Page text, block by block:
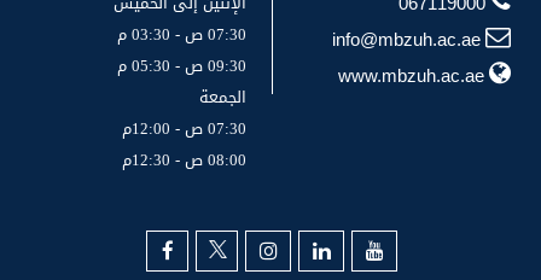
info@mbzuh.ac.ae
www.mbzuh.ac.ae
07:30 ص - 03:30 م
09:30 ص - 05:30 م
الجمعة
07:30 ص - 12:00م
08:00 ص - 12:30م